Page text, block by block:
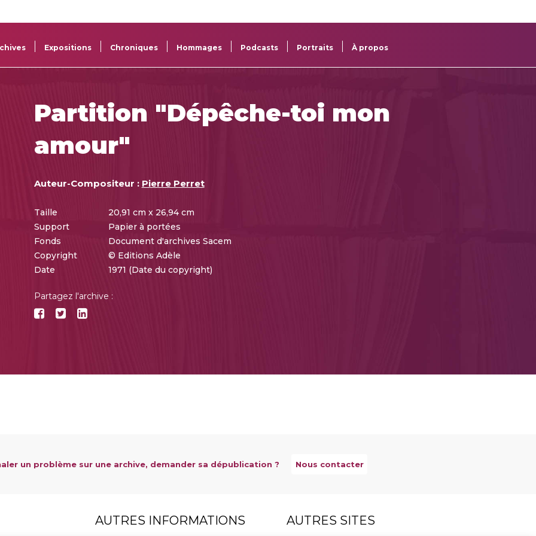
Sacem
projets
Sacem
des œuvres
Expositions Chroniques Hommages Podcasts Portraits À propos
Partition "Dépêche-toi mon
amour"
Auteur-Compositeur : Pierre Perret
Taille
20,91 cm x 26,94 cm
Support
Papier à portées
Fonds
Document d'archives Sacem
Copyright
© Editions Adèle
Date
1971 (Date du copyright)
Partagez l'archive :
un problème sur une archive, demander sa dépublication ? Nous contacter
AUTRES INFORMATIONS AUTRES SITES